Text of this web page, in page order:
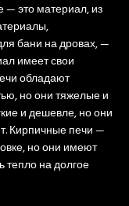
— это материал, из
бани на дровах, —
имеет свои
обладают
но они тяжелые и
и дешевле, но они
Кирпичные печи —
но они имеют
тепло на долгое